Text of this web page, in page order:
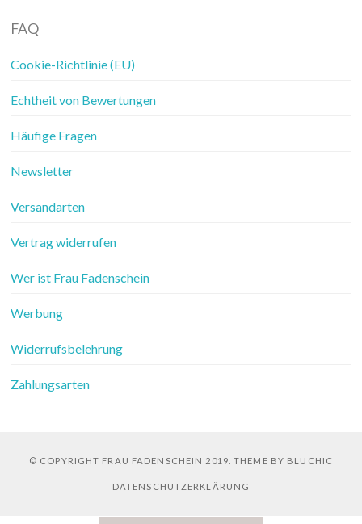
FAQ
Cookie-Richtlinie (EU)
Echtheit von Bewertungen
Häufige Fragen
Newsletter
Versandarten
Vertrag widerrufen
Wer ist Frau Fadenschein
Werbung
Widerrufsbelehrung
Zahlungsarten
© COPYRIGHT FRAU FADENSCHEIN 2019. THEME BY BLUCHIC
DATENSCHUTZERKLÄRUNG